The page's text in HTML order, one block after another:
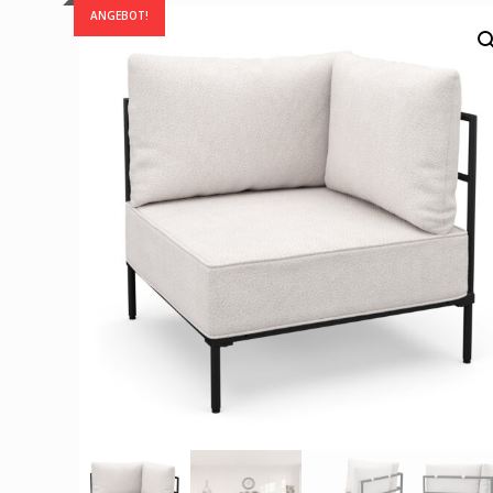
ANGEBOT!